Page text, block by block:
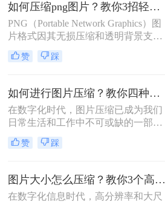
方法，帮助用户轻松解决图片大小问
题。
如何压缩png图片？教你3招轻松压缩！
PNG（Portable Network Graphics）图
片格式因其无损压缩和透明背景支持
而广受欢迎，但有时候文件大小可能
会过大，影响网页加载速度或文件传
本文将介绍三种压缩PNG图片的方
法，旨在帮助你在保持图像质量的前
提下减小文件大小。
赞 踩
如何进行图片压缩？教你四种实用方法！
在数字化时代，图片压缩已成为我们
日常生活和工作中不可或缺的一部
分。无论是为了节省存储空间，还是
为了加快图片在网络上的传输速度，
进行图片压缩呢？本文将为您介绍四
种实用的图片压缩方法。
赞 踩
图片大小怎么压缩？教你3个高效压缩方法！
在数字化信息时代，高分辨率和大尺